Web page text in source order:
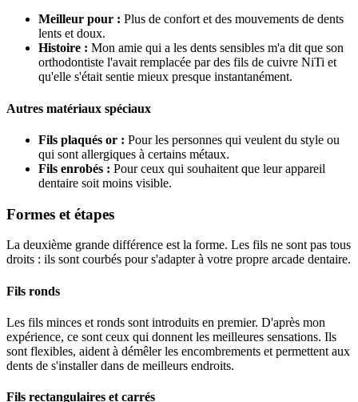
Meilleur pour : Plus de confort et des mouvements de dents
lents et doux.
Histoire : Mon amie qui a les dents sensibles m'a dit que son
orthodontiste l'avait remplacée par des fils de cuivre NiTi et
qu'elle s'était sentie mieux presque instantanément.
Autres matériaux spéciaux
Fils plaqués or : Pour les personnes qui veulent du style ou
qui sont allergiques à certains métaux.
Fils enrobés : Pour ceux qui souhaitent que leur appareil
dentaire soit moins visible.
Formes et étapes
La deuxième grande différence est la forme. Les fils ne sont pas tous
droits : ils sont courbés pour s'adapter à votre propre arcade dentaire.
Fils ronds
Les fils minces et ronds sont introduits en premier. D'après mon
expérience, ce sont ceux qui donnent les meilleures sensations. Ils
sont flexibles, aident à démêler les encombrements et permettent aux
dents de s'installer dans de meilleurs endroits.
Fils rectangulaires et carrés